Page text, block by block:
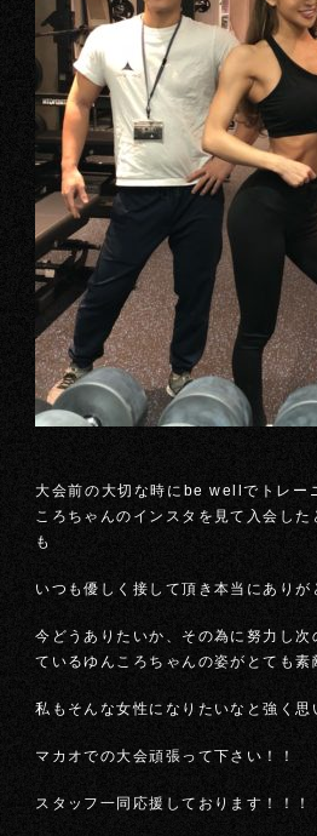
大会前の大切な時にbe wellでトレー
ころちゃんのインスタを見て入会し
も
いつも優しく接して頂き本当にあり
今どうありたいか、その為に努力し
ているゆんころちゃんの姿がとても素
私もそんな女性になりたいなと強く思
マカオでの大会頑張って下さい！！
スタッフ一同応援しております！！！